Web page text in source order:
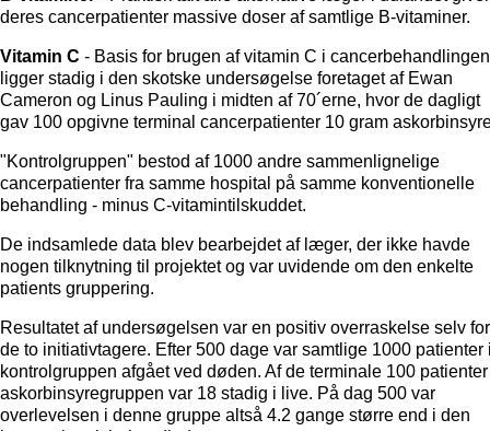
deres cancerpatienter massive doser af samtlige B-vitaminer.
Vitamin C - Basis for brugen af vitamin C i cancerbehandlingen
ligger stadig i den skotske undersøgelse foretaget af Ewan
Cameron og Linus Pauling i midten af 70´erne, hvor de dagligt
gav 100 opgivne terminal cancerpatienter 10 gram
"Kontrolgruppen" bestod af 1000 andre sammenlignelige
cancerpatienter fra samme hospital på samme konventionelle
behandling - minus C-vitamintilskuddet.
De indsamlede data blev bearbejdet af læger, der ikke havde
nogen tilknytning til projektet og var uvidende om den enkelte
patients gruppering.
Resultatet af undersøgelsen var en positiv overraskelse selv for
de to initiativtagere. Efter 500 dage var samtlige 1000 patienter
kontrolgruppen afgået ved døden. Af de terminale 100
askorbinsyregruppen var 18 stadig i live. På dag 500 var
overlevelsen i denne gruppe altså 4.2 gange større end i den